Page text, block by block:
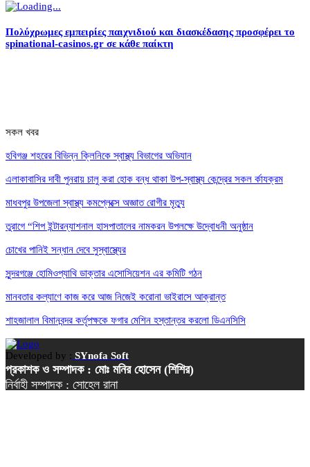
Πολύχρωμες εμπειρίες παιχνιδιού και διασκέδασης προσφέρει το
spinational-casinos.gr σε κάθε παίκτη
সকল খবর
হবিগঞ্জ শহরের বিভিন্ন ক্লিনিকে স্বাস্থ্য বিভাগের অভিযান
এলাকাবাসির দাবী পুনরায় চালু করা হোক বন্ধ থাকা উপ-স্বাস্থ্য কেন্দ্রের সকল র্কাযক্রম
মাধবপুর উপজেলা স্বাস্থ্য কমপ্লেক্সে অজ্ঞাত রোগীর মৃত্যু
তুরাগে “শিপ ইন্টারন্যাশনাল হাসপাতালের নামকরন উপলক্ষে উদ্বোধনী অনুষ্ঠান
চোখের পানিই সন্ধান দেবে সুস্বাস্থ্যের
সুন্দরগঞ্জে হোমিওপ্যাথি ডাক্তার এসোসিয়েশন এর কমিটি গঠন
মানবতার কল্যাণে কাজ করে আজ নিজেই করোনা ভাইরাসে আক্রান্ত
শাহজালাল বিমানবন্দর কর্তৃপক্ষকে ফগার মেশিন হস্তান্তর করলো ডিএনসিসি
Developed by : SYnofa Soft
প্রকাশক ও সম্পাদক : মোঃ মনির হোসেন (শিশির)
নির্বাহী সম্পাদক : সোহেল রানা